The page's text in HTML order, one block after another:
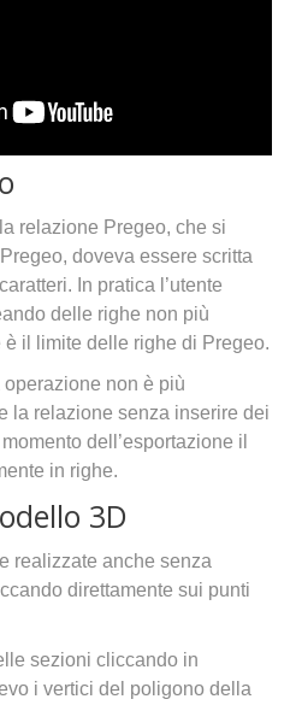
relazione Pregeo, che si
doveva essere scritta
In pratica l’utente
delle righe non più
è il limite delle righe di Pregeo.
operazione non è più
la relazione senza inserire dei
dell’esportazione il
in righe.
3D
realizzate anche senza
direttamente sui punti
sezioni cliccando in
i vertici del poligono della